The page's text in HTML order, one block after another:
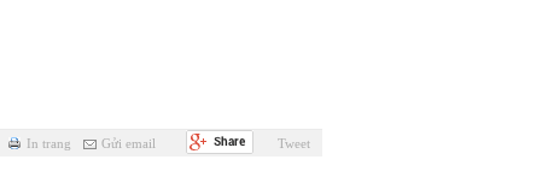
Tweet
Gửi email
In trang